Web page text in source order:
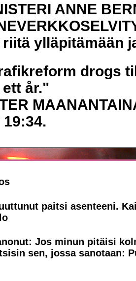
ANNE
ylläpitämään
drogs
år."
19:34.
paitsi asenteeni.
Jos minun pitäisi
sen, jossa sanotaan: